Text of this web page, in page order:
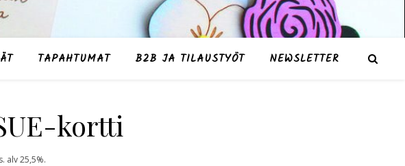
TAPAHTUMAT B2B JA TILAUSTYÖT NEWSLETTER
kortti
alv 25,5%.